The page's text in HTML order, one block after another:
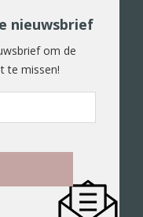
en beeld
nieuwsbrief
om de
te missen!